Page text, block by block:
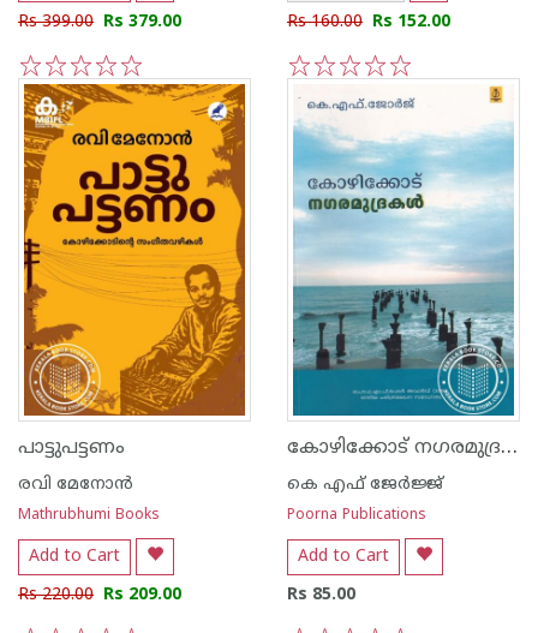
Rs 399.00 Rs 379.00
5
4
3
2
1
Rs 160.00 Rs 152.00
പാട്ടുപട്ടണം
രവി മേനോന്‍
Mathrubhumi Books
Add to Cart
Rs 220.00 Rs 209.00
കോഴിക്കോട് നഗരമുദ്രകൾ
കെ എഫ് ജേര്‍ജ്ജ്
Poorna Publications
Add to Cart
Rs 85.00